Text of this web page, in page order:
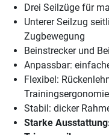
Drei Seilzüge für
Unterer Seilzug
Zugbewegung
Beinstrecker und
Anpassbar:
Flexibel:
Trainingsergonomie
Stabil: dicker
Starke